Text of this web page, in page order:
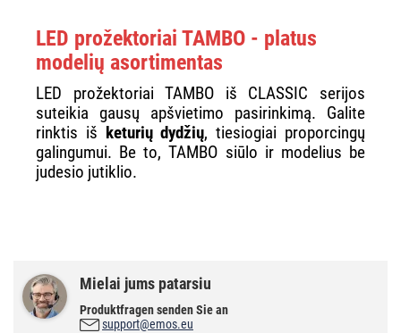
LED prožektoriai TAMBO - platus
modelių asortimentas
LED prožektoriai TAMBO iš CLASSIC serijos
suteikia gausų apšvietimo pasirinkimą. Galite
rinktis iš keturių dydžių, tiesiogiai proporcingų
galingumui. Be to, TAMBO siūlo ir modelius be
judesio jutiklio.
Mielai jums patarsiu
Produktfragen senden Sie an
support@emos.eu